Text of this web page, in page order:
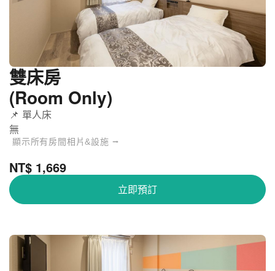
雙床房
(Room Only)
📌 單人床
無
顯示所有房間相片&設施 ⭢
NT$ 1,669
立即預訂